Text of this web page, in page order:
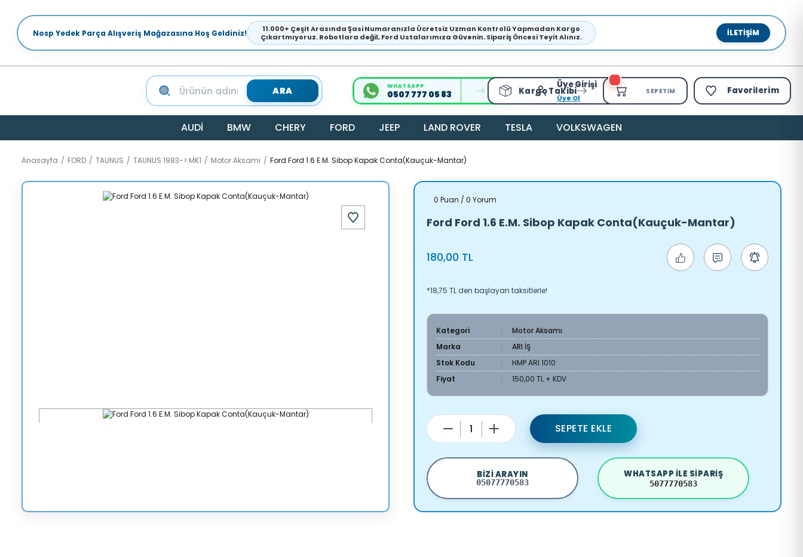
Nosp Yedek Parça Alışveriş Mağazasına Hoş Geldiniz!
11.000+ Çeşit Arasında Şasi Numaranızla Ücretsiz Uzman Kontrolü Yapmadan Kargo
Çıkartmıyoruz. Robotlara değil, Ford Ustalarımıza Güvenin. Sipariş Öncesi Teyit Alınız.
İLETIŞIM
ARA WHATSAPP
0507 777 05 83 Kargo Takibi
Üye Girişi
Üye Ol
SEPETIM Favorilerim
AUDİ BMW CHERY FORD JEEP LAND ROVER TESLA VOLKSWAGEN
Anasayfa FORD TAUNUS TAUNUS 1983-> MK1 Motor Aksamı Ford Ford 1.6 E.M. Sibop Kapak Conta(Kauçuk-Mantar)
0 Puan / 0 Yorum
Ford Ford 1.6 E.M. Sibop Kapak Conta(Kauçuk-Mantar)
180,00 TL
*18,75 TL den başlayan taksitlerle!
Kategori
Motor Aksamı
Marka
ARI İŞ
Stok Kodu
HMP ARI 1010
Fiyat
150,00 TL + KDV
SEPETE EKLE
BIZI ARAYIN
05077770583
WHATSAPP ILE SIPARIŞ
5077770583